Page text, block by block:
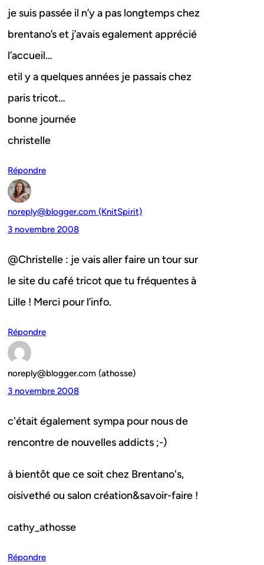
je suis passée il n’y a pas longtemps chez
brentano’s et j’avais egalement apprécié
l’accueil…
etil y a quelques années je passais chez
paris tricot…
bonne journée
christelle
Répondre
noreply@blogger.com (KnitSpirit)
3 novembre 2008
@Christelle : je vais aller faire un tour sur
le site du café tricot que tu fréquentes à
Lille ! Merci pour l’info.
Répondre
noreply@blogger.com (athosse)
3 novembre 2008
c'était également sympa pour nous de
rencontre de nouvelles addicts ;-)
à bientôt que ce soit chez Brentano's,
oisivethé ou salon création&savoir-faire !
cathy_athosse
Répondre